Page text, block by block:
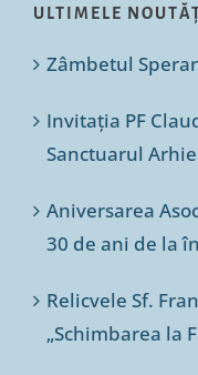
ULTIMELE
Zâmbetul
Invitația PF
Sanctuarul
Aniversarea
30 de ani de la
Relicvele Sf.
„Schimbarea la